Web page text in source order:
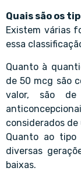
Quais são os
Existem várias
essa
Quanto à
de 50 mcg são
valor, são de
considerados
Quanto ao tipo
diversas
baixas.